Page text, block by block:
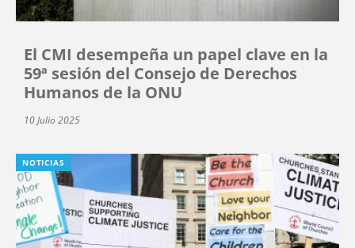
El CMI desempeña un papel clave en la
59ª sesión del Consejo de Derechos
Humanos de la ONU
10 Julio 2025
NOTICIAS